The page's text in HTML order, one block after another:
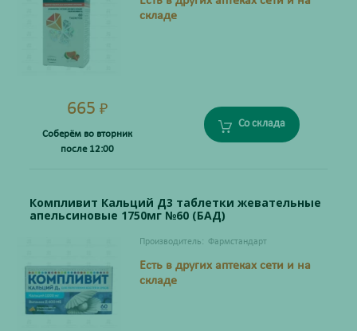
складе
665 ₽
Соберём во вторник
после 12:00
Со склада
Компливит Кальций Д3 таблетки жевательные
апельсиновые 1750мг №60 (БАД)
Производитель: Фармстандарт
Есть в других аптеках сети и на
складе